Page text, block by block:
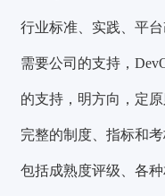
行业标准、实践、平
需要公司的支持，
的支持，明方向，定
完整的制度、指标和
包括成熟度评级、各